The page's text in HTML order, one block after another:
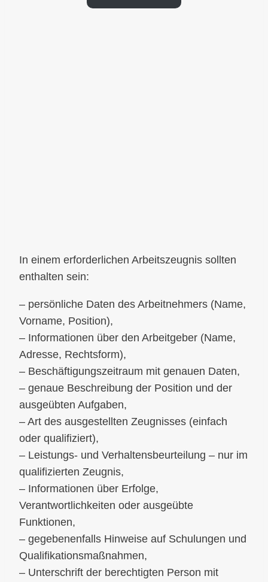
In einem erforderlichen Arbeitszeugnis sollten
enthalten sein:
– persönliche Daten des Arbeitnehmers (Name,
Vorname, Position),
– Informationen über den Arbeitgeber (Name,
Adresse, Rechtsform),
– Beschäftigungszeitraum mit genauen Daten,
– genaue Beschreibung der Position und der
ausgeübten Aufgaben,
– Art des ausgestellten Zeugnisses (einfach
oder qualifiziert),
– Leistungs- und Verhaltensbeurteilung – nur im
qualifizierten Zeugnis,
– Informationen über Erfolge,
Verantwortlichkeiten oder ausgeübte
Funktionen,
– gegebenenfalls Hinweise auf Schulungen und
Qualifikationsmaßnahmen,
– Unterschrift der berechtigten Person mit